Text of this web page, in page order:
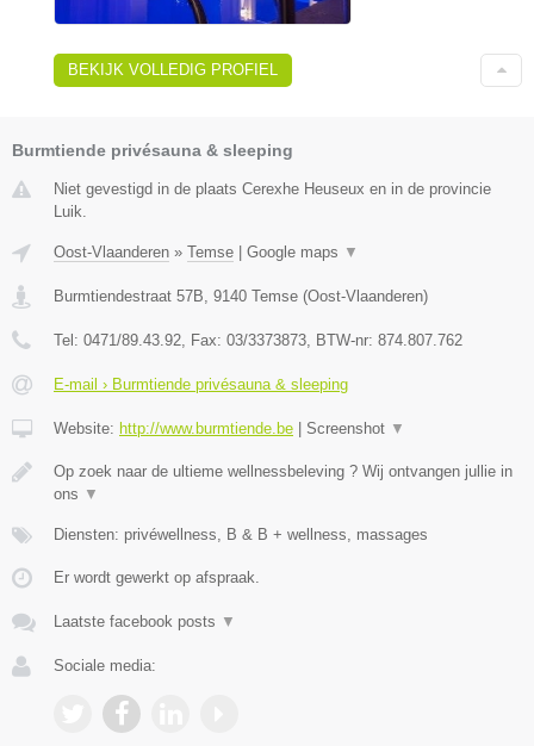
BEKIJK VOLLEDIG PROFIEL
Burmtiende privésauna & sleeping
Niet gevestigd in de plaats Cerexhe Heuseux en in de provincie
Luik.
Oost-Vlaanderen » Temse Google maps ▼
Burmtiendestraat 57B 9140 Temse (Oost-Vlaanderen)
Tel: 0471/89.43.92 , Fax: 03/3373873 , BTW-nr: 874.807.762
E-mail › Burmtiende privésauna & sleeping
Website: http://www.burmtiende.be Screenshot ▼
Op zoek naar de ultieme wellnessbeleving ? Wij ontvangen jullie in
ons ▼
Diensten: privéwellness, B & B + wellness, massages
Er wordt gewerkt op afspraak.
Laatste facebook posts ▼
Sociale media: